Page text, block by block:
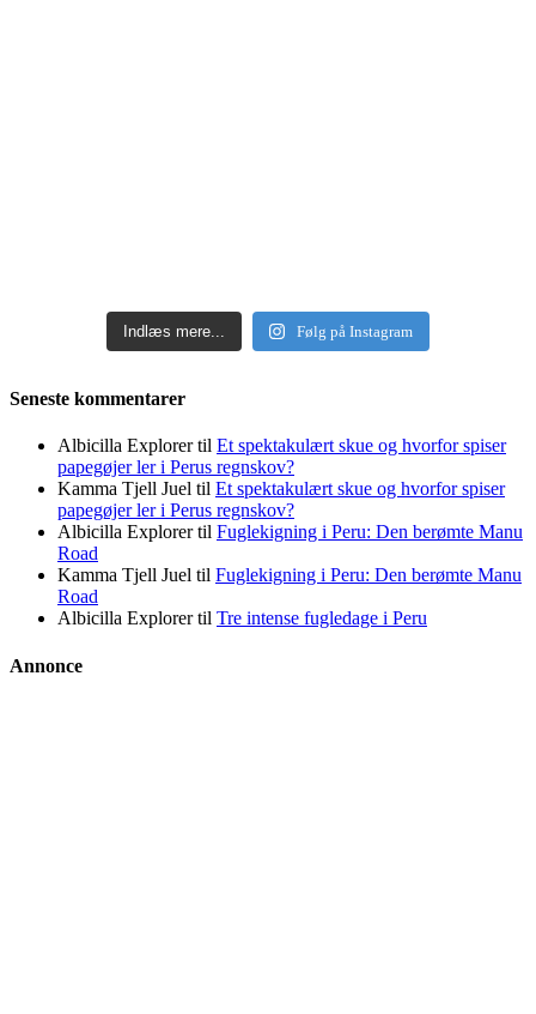
Indlæs mere... Følg på Instagram
Seneste kommentarer
Albicilla Explorertil Et spektakulært skue og hvorfor spiser
papegøjer ler i Perus regnskov?
Kamma Tjell Juel til Et spektakulært skue og hvorfor spiser
papegøjer ler i Perus regnskov?
Albicilla Explorertil Fuglekigning i Peru: Den berømte Manu
Road
Kamma Tjell Juel til Fuglekigning i Peru: Den berømte Manu
Road
Albicilla Explorertil Tre intense fugledage i Peru
Annonce